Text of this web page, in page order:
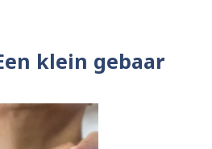
klein gebaar